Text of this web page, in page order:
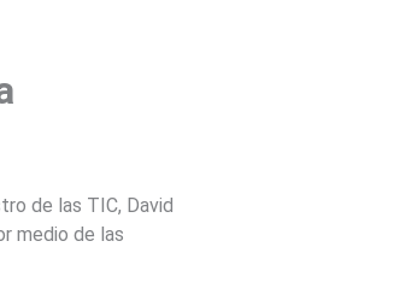
de las TIC, David
medio de las